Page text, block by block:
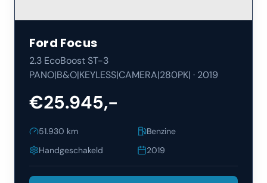
Ford Focus
2.3 EcoBoost ST-3
PANO|B&O|KEYLESS|CAMERA|280PK| · 2019
€25.945,-
51.930 km
Benzine
Handgeschakeld
2019